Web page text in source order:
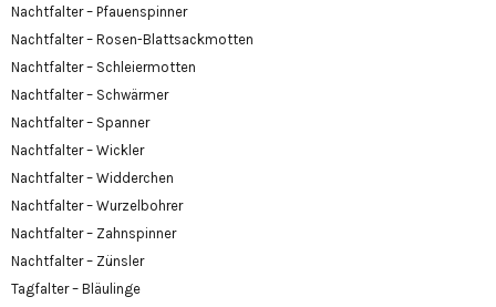
Nachtfalter – Pfauenspinner
Nachtfalter – Rosen-Blattsackmotten
Nachtfalter – Schleiermotten
Nachtfalter – Schwärmer
Nachtfalter – Spanner
Nachtfalter – Wickler
Nachtfalter – Widderchen
Nachtfalter – Wurzelbohrer
Nachtfalter – Zahnspinner
Nachtfalter – Zünsler
Tagfalter – Bläulinge